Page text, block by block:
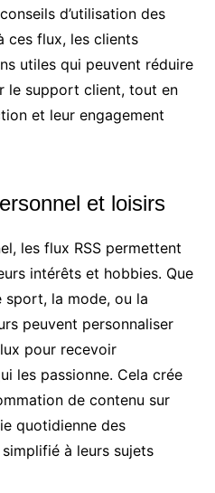
d’utilisation des
ces flux, les clients
utiles qui peuvent réduire
le support client, tout en
et leur engagement
et loisirs
les flux RSS permettent
intérêts et hobbies. Que
sport, la mode, ou la
peuvent personnaliser
pour recevoir
les passionne. Cela crée
de contenu sur
quotidienne des
à leurs sujets